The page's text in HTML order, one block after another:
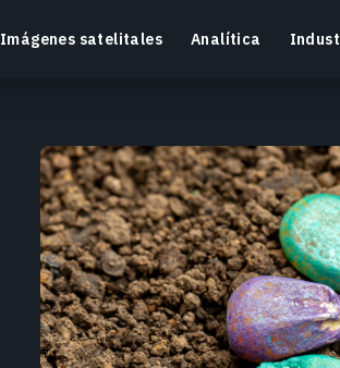
Crop Monitoring
Supervisa la salud de los cultivos y las
del campo con una plataforma
agricultura de precisión.
Más información
Imágenes satelitales Analítica